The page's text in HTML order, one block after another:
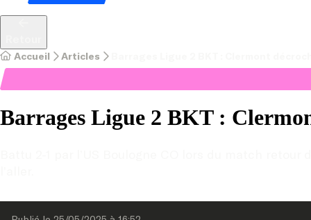
Accueil Articles
Barrages Ligue 2 BKT :